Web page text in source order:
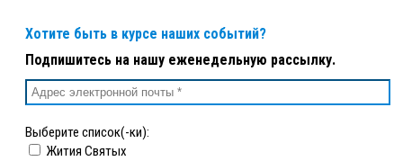
Хотите быть в курсе наших событий?
Подпишитесь на нашу еженедельную рассылку.
Выберите список(-ки):
Жития Святых